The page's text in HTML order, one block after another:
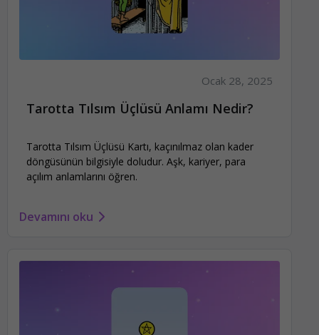
Ocak 28, 2025
Tarotta Tılsım Üçlüsü Anlamı Nedir?
Tarotta Tılsım Üçlüsü Kartı, kaçınılmaz olan kader
döngüsünün bilgisiyle doludur. Aşk, kariyer, para
açılım anlamlarını öğren.
Devamını oku